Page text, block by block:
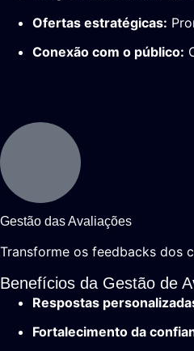
Ofertas estratégicas:
Conexão com o público:
Gestão das Avaliações
Transforme os feedbacks dos
Benefícios da Gestão de
Respostas
Fortalecimento da